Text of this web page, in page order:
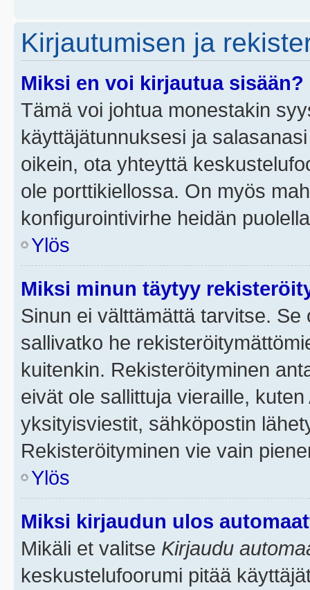
Kirjautumisen ja
Miksi en voi kirjautua sisään?
Tämä voi johtua monestakin
käyttäjätunnuksesi ja
oikein, ota yhteyttä
ole porttikiellossa. On myös
konfigurointivirhe heidän
Ylös
Miksi minun täytyy
Sinun ei välttämättä tarvitse.
sallivatko he
kuitenkin. Rekisteröityminen
eivät ole sallittuja vieraille,
yksityisviestit, sähköpostin
Rekisteröityminen vie vain
Ylös
Miksi kirjaudun ulos
Mikäli et valitse Kirjaudu
keskustelufoorumi pitää